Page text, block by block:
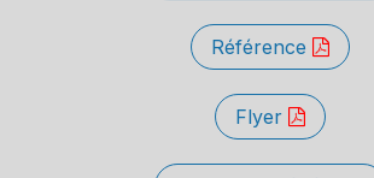
Référence
Flyer